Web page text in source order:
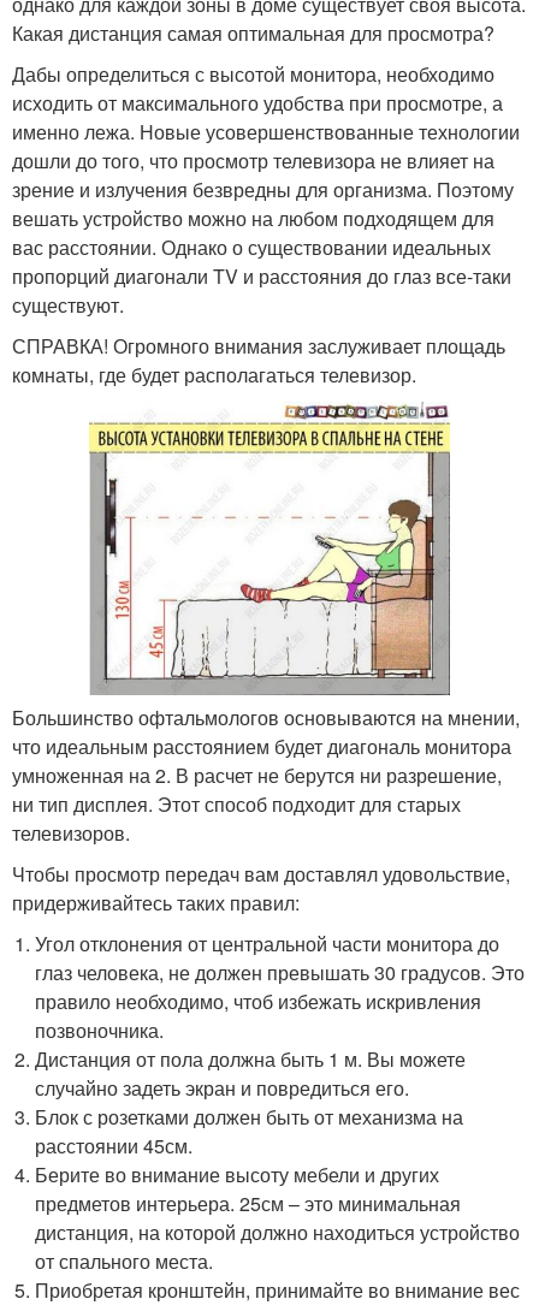
Какая дистанция самая оптимальная для просмотра?
Дабы определиться с высотой монитора, необходимо
исходить от максимального удобства при просмотре, а
именно лежа. Новые усовершенствованные технологии
дошли до того, что просмотр телевизора не влияет на
зрение и излучения безвредны для организма. Поэтому
вешать устройство можно на любом подходящем для
вас расстоянии. Однако о существовании идеальных
пропорций диагонали TV и расстояния до глаз все-таки
существуют.
СПРАВКА! Огромного внимания заслуживает площадь
комнаты, где будет располагаться телевизор.
Большинство офтальмологов основываются на мнении,
что идеальным расстоянием будет диагональ монитора
умноженная на 2. В расчет не берутся ни разрешение,
ни тип дисплея. Этот способ подходит для старых
телевизоров.
Чтобы просмотр передач вам доставлял удовольствие,
придерживайтесь таких правил:
Угол отклонения от центральной части монитора до
глаз человека, не должен превышать 30 градусов. Это
правило необходимо, чтоб избежать искривления
позвоночника.
Дистанция от пола должна быть 1 м. Вы можете
случайно задеть экран и повредиться его.
Блок с розетками должен быть от механизма на
расстоянии 45см.
Берите во внимание высоту мебели и других
предметов интерьера. 25см – это минимальная
дистанция, на которой должно находиться устройство
от спального места.
Приобретая кронштейн, принимайте во внимание вес